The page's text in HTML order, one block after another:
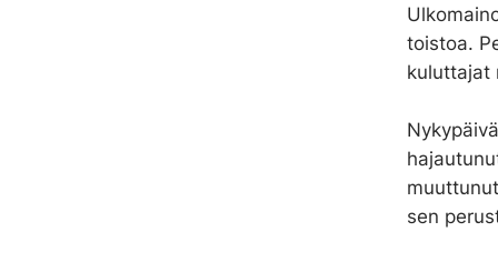
toistoa.
kuluttajat
sen